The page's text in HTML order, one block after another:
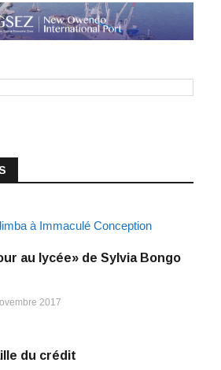
au lycée» de Sylvia Bongo
2017
du crédit